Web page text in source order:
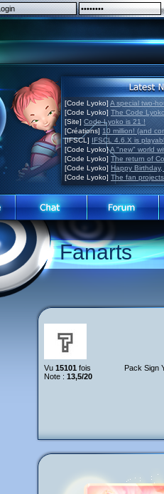
[Code Lyoko] A special two-
[Code Lyoko] The Code
[Site] Code Lyoko is 21 !
[Créations] 10 million! (and
[IFSCL] IFSCL 4.6.X is
[Code Lyoko]A "new" world
[Code Lyoko] The return of
[Code Lyoko] Happy
[Code Lyoko] The fan projects
Fanarts
Vu 15101 fois
Note : 13,5/20
Pack Sign